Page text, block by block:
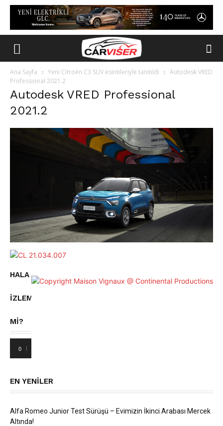
Ana Sayfa Yeni Citroën C3 SUV esintileriyle tanıtıldı
Autodesk VRED
Professional 2021.2
Autodesk VRED Professional
2021.2
HALA
IZLEMEDINIZ
MI?
Video
oynatıcı
00:00
EN YENILER
Alfa Romeo Junior Test Sürüşü – Evimizin İkinci Arabası Mercek
Altında!